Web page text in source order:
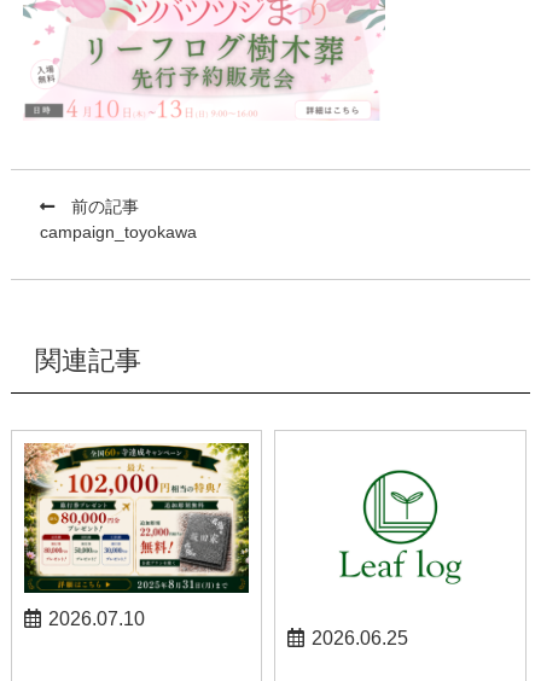
前の記事
campaign_toyokawa
関連記事
2026.07.10
2026.06.25